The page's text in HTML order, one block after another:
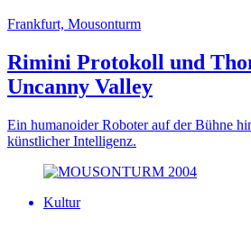
Frankfurt, Mousonturm
Rimini Protokoll und
Uncanny Valley
Ein humanoider Roboter auf der Bühne
künstlicher Intelligenz.
Kultur